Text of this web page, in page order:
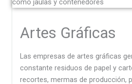
Artes Gráficas
Las empresas de artes gráficas
constante residuos de papel y
recortes, mermas de producción,